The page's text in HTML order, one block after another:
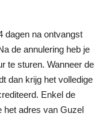
dagen na ontvangst
de annulering heb je
te sturen. Wanneer de
dan krijg het volledige
Enkel de
het adres van Guzel